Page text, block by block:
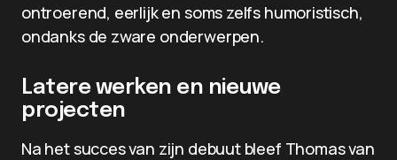
ontroerend, eerlijk en soms zelfs humoristisch,
ondanks de zware onderwerpen.
Latere werken en nieuwe
projecten
Na het succes van zijn debuut bleef Thomas van